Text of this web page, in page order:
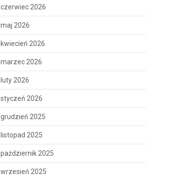
czerwiec 2026
maj 2026
kwiecień 2026
marzec 2026
luty 2026
styczeń 2026
grudzień 2025
listopad 2025
październik 2025
wrzesień 2025